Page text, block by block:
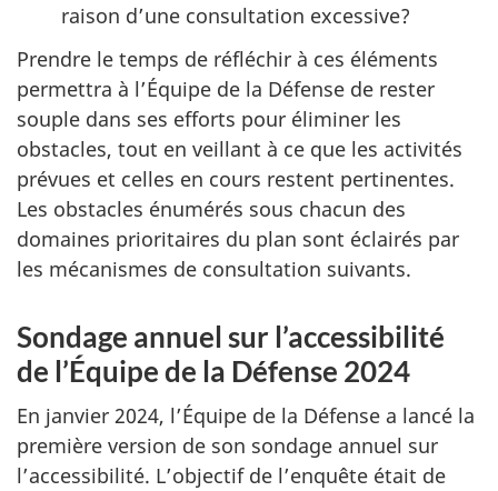
raison d’une consultation excessive?
Prendre le temps de réfléchir à ces éléments
permettra à l’Équipe de la Défense de rester
souple dans ses efforts pour éliminer les
obstacles, tout en veillant à ce que les activités
prévues et celles en cours restent pertinentes.
Les obstacles énumérés sous chacun des
domaines prioritaires du plan sont éclairés par
les mécanismes de consultation suivants.
Sondage annuel sur l’accessibilité
de l’Équipe de la Défense 2024
En janvier 2024, l’Équipe de la Défense a lancé la
première version de son sondage annuel sur
l’accessibilité. L’objectif de l’enquête était de